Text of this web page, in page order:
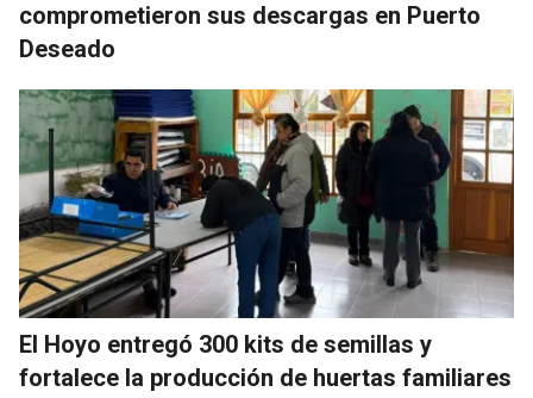
comprometieron sus descargas en Puerto
Deseado
El Hoyo entregó 300 kits de semillas y
fortalece la producción de huertas familiares